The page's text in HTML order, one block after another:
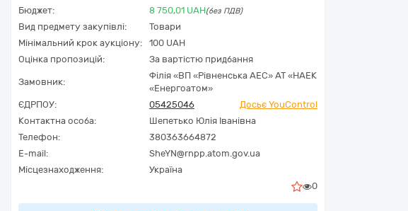
Бюджет: 8 750,01 UAH(без ПДВ)
Вид предмету закупівлі:
Товари
Мінімальний крок аукціону:
100 UAH
Оцінка пропозицій:
За вартістю придбання
Замовник:
Філія «ВП «Рівненська АЕС» АТ «НАЕК
«Енергоатом»
ЄДРПОУ:
05425046
Досьє YouControl
Контактна особа:
Шепетько Юлія Іванівна
Телефон:
380363664872
E-mail:
SheYN@rnpp.atom.gov.ua
Місцезнаходження:
Україна
0